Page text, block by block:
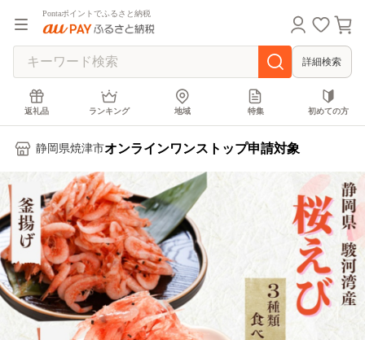
Pontaポイントでふるさと納税
詳細検索
返礼品 ランキング 地域 特集 初めての方
静岡県焼津市オンラインワンストップ申請対象